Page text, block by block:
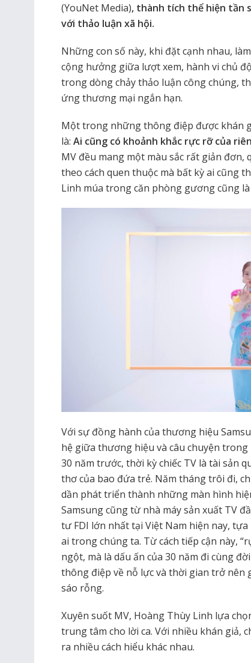
(YouNet Media), thành tích thể hiện tần
với thảo luận xã hội.
Những con số này, khi đặt cạnh nhau,
cộng hưởng giữa lượt xem, hành vi chủ
trong dòng chảy thảo luận công chúng,
ứng thương mại ngắn hạn.
Một trong những thông điệp được khán
là: Ai cũng có khoảnh khắc rực rỡ của
MV đều mang một màu sắc rất giản
theo cách quen thuộc mà bất kỳ ai cũng
Linh múa trong căn phòng gương cũng
Với sự đồng hành của thương hiệu
hệ giữa thương hiệu và câu chuyện
30 năm trước, thời kỳ chiếc TV là tài sản
thơ của bao đứa trẻ. Năm tháng trôi đi,
dần phát triển thành những màn hình
Samsung cũng từ nhà máy sản xuất TV
tư FDI lớn nhất tại Việt Nam hiện nay,
ai trong chúng ta. Từ cách tiếp cận này,
ngột, mà là dấu ấn của 30 năm đi cùng
thông điệp về nỗ lực và thời gian trở nên
sáo rỗng.
Xuyên suốt MV, Hoàng Thùy Linh lựa
trung tâm cho lời ca. Với nhiều khán giả,
ra nhiều cách hiểu khác nhau.